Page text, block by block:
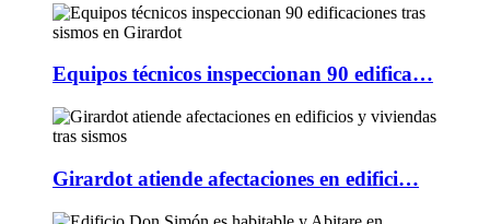
Equipos técnicos inspeccionan 90 edifica…
Girardot atiende afectaciones en edifici…